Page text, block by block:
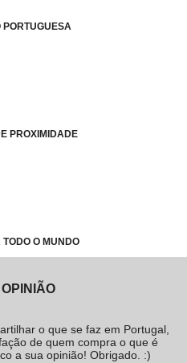
PORTUGUESA
PROXIMIDADE
TODO O MUNDO
o que se faz em Portugal,
de quem compra o que é
a sua opinião! Obrigado. :)